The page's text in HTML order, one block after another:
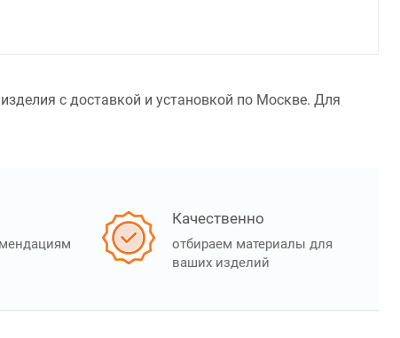
с доставкой и установкой по Москве. Для
Качественно
отбираем материалы для
ваших изделий